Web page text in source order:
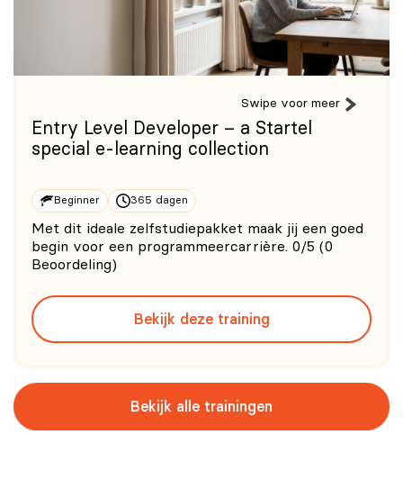
Swipe voor meer
Entry Level Developer – a Startel
special e-learning collection
Beginner 365 dagen
Met dit ideale zelfstudiepakket maak jij een goed
begin voor een programmeercarrière. 0/5 (0
Beoordeling)
Bekijk deze training
Bekijk alle trainingen